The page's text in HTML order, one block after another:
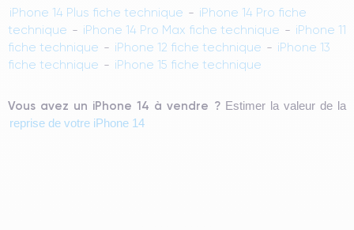
iPhone 14 Plus fiche technique - iPhone 14 Pro fiche
technique - iPhone 14 Pro Max fiche technique - iPhone 11
fiche technique - iPhone 12 fiche technique - iPhone 13
fiche technique - iPhone 15 fiche technique
Vous avez un iPhone 14 à vendre ?Estimer la valeur de la
reprise de votre iPhone 14